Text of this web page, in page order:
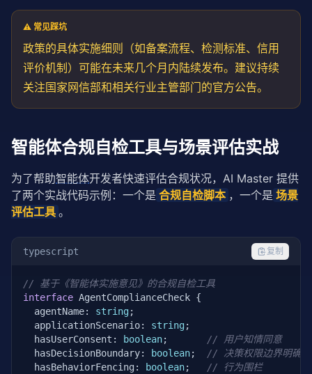
⚠️ 常见踩坑
政策的具体实施细则（如备案流程、检测标准、信用
评价机制）可能在未来几个月内陆续发布。建议持续
关注国家网信部和相关行业主管部门的官方公告。
智能体合规自检工具与场景评估实战
为了帮助智能体开发者快速评估合规状况，AI Master 提供
了两个实战代码示例：一个是 合规自检脚本 ，一个是 场景
评估工具 。
typescript 复制
// 基于《智能体实施意见》的合规自检工具
interface AgentComplianceCheck {
  agentName:
string;
  applicationScenario:
string;
  hasUserConsent:
boolean;
// 用户知情同意
  hasDecisionBoundary:
boolean;
// 决策权限边界明确
  hasBehaviorFencing:
boolean;
// 行为围栏